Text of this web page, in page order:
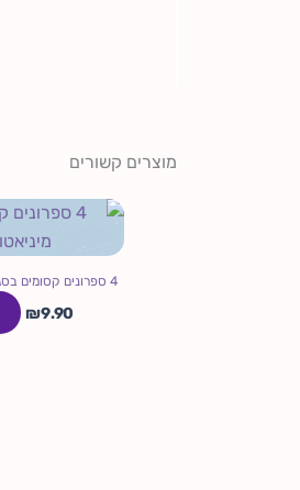
מוצרים קשורים
4 ספרונים קסומים בסגנון רטרו מיניאטורים כ 2 סמ
₪9.90